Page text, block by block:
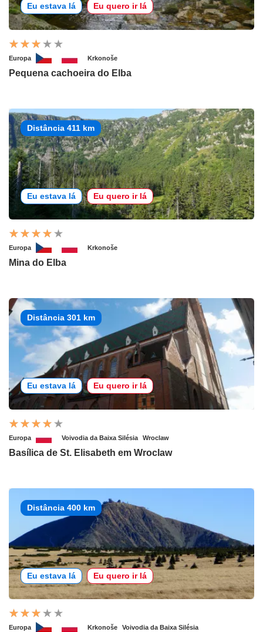
Eu estava lá Eu quero ir lá
Europa Krkonoše
Pequena cachoeira do Elba
Distância 411 km
Eu estava lá Eu quero ir lá
Europa Krkonoše
Mina do Elba
Distância 301 km
Eu estava lá Eu quero ir lá
Europa Voivodia da Baixa Silésia Wroclaw
Basílica de St. Elisabeth em Wroclaw
Distância 400 km
Eu estava lá Eu quero ir lá
Europa Krkonoše Voivodia da Baixa Silésia